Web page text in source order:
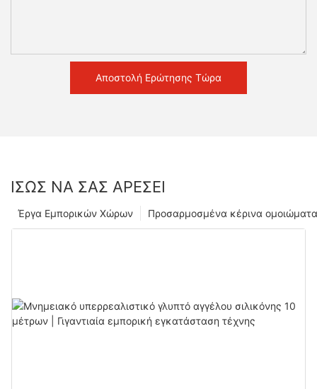
Αποστολή Ερώτησης Τώρα
ΊΣΩΣ ΝΑ ΣΑΣ ΑΡΈΣΕΙ
Προσαρμοσμένα κέρινα
Έργα Εμπορικών Χώρων